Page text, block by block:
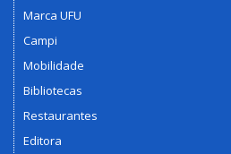
Marca UFU
Campi
Mobilidade
Bibliotecas
Restaurantes
Editora